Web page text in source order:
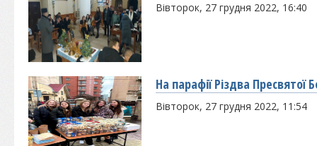
Вівторок, 27 грудня 2022, 16:40
На парафії Різдва
Вівторок, 27 грудня 2022, 11:54